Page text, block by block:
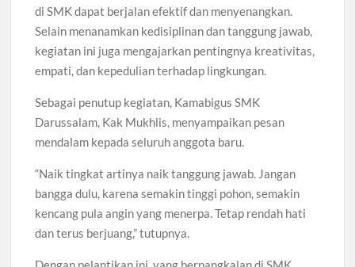
di SMK dapat berjalan efektif dan menyenangkan.
Selain menanamkan kedisiplinan dan tanggung jawab,
kegiatan ini juga mengajarkan pentingnya kreativitas,
empati, dan kepedulian terhadap lingkungan.
Sebagai penutup kegiatan, Kamabigus SMK
Darussalam, Kak Mukhlis, menyampaikan pesan
mendalam kepada seluruh anggota baru.
“Naik tingkat artinya naik tanggung jawab. Jangan
bangga dulu, karena semakin tinggi pohon, semakin
kencang pula angin yang menerpa. Tetap rendah hati
dan terus berjuang,” tutupnya.